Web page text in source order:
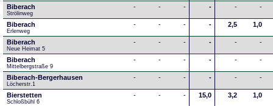
Biberach
Strölinweg
- - - - - -
Biberach
Erlenweg
- - - - 2,5 1,0
Biberach
Neue Heimat 5
- - - - - -
Biberach
Mittelbergstraße 9
- - - - - -
Biberach-Bergerhausen
Löcherstr.1
- - - - - -
Bierstetten
Schloßbühl 6
- - - 15,0 3,2 1,0